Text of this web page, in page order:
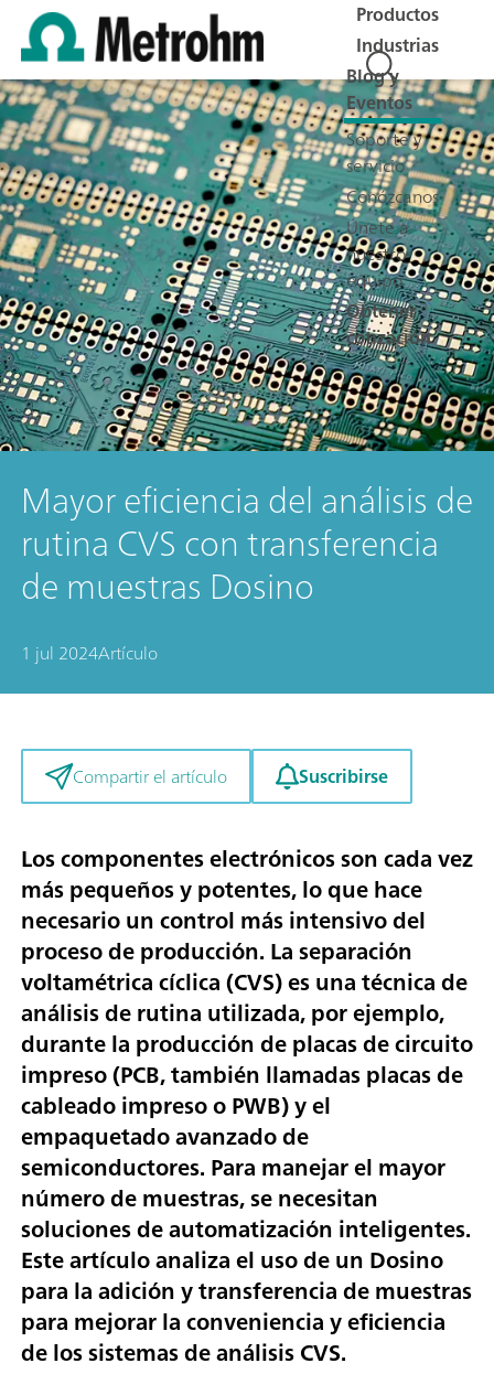
Productos
Industrias
Blog y
Eventos
Soporte y
servicio
Conózcanos
Únete a
nuestro
equipo
Obtener
cotización
Mayor eficiencia del análisis de
rutina CVS con transferencia
de muestras Dosino
1 jul 2024Artículo
Compartir el artículo Suscribirse
Los componentes electrónicos son cada vez
más pequeños y potentes, lo que hace
necesario un control más intensivo del
proceso de producción. La separación
voltamétrica cíclica (CVS) es una técnica de
análisis de rutina utilizada, por ejemplo,
durante la producción de placas de circuito
impreso (PCB, también llamadas placas de
cableado impreso o PWB) y el
empaquetado avanzado de
semiconductores. Para manejar el mayor
número de muestras, se necesitan
soluciones de automatización inteligentes.
Este artículo analiza el uso de un Dosino
para la adición y transferencia de muestras
para mejorar la conveniencia y eficiencia
de los sistemas de análisis CVS.